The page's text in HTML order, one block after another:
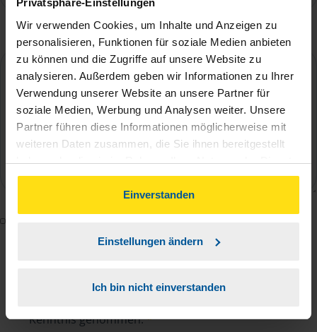
Privatsphäre-Einstellungen
Wir verwenden Cookies, um Inhalte und Anzeigen zu
personalisieren, Funktionen für soziale Medien anbieten
zu können und die Zugriffe auf unsere Website zu
analysieren. Außerdem geben wir Informationen zu Ihrer
Verwendung unserer Website an unsere Partner für
soziale Medien, Werbung und Analysen weiter. Unsere
Partner führen diese Informationen möglicherweise mit
weiteren Daten zusammen, die Sie ihnen bereitgestellt
haben oder die sie im Rahmen Ihrer Nutzung der Dienste
gesammelt haben. Indem Sie auf Einverstanden klicken,
können Sie der Verwendung von Cookies, gemäß
unserer➔ Datenschutzrichtliniezustimmen.
Einverstanden
Einstellungen ändern
Ich bin nicht einverstanden
Ihre Nachricht an Manja Neidel *
mich damit einverstanden, dass meine Daten zur
Analyse der Zugriffsquelle verwendet werden.
Kenntnis genommen.*